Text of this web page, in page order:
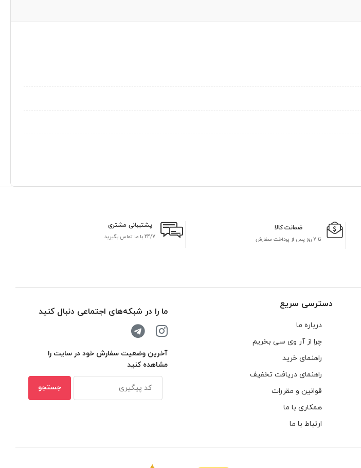
ضمانت کالا
تا 7 روز پس از پرداخت سفارش
پشتیبانی مشتری
24/7 با ما تماس بگیرید
دسترسی سریع
درباره ما
چرا از آر وی سی بخریم
راهنمای خرید
راهنمای دریافت تخفیف
قوانین و مقررات
همکاری با ما
ارتباط با ما
ما را در شبکه‌های اجتماعی دنبال کنید
آخرین وضعیت سفارش خود در سایت را
مشاهده کنید